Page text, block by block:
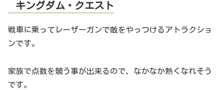
キングダム・クエスト
戦車に乗ってレーザーガンで敵をやっつけるアトラクショ
ンです。
家族で点数を競う事が出来るので、なかなか熱くなれそう
です。